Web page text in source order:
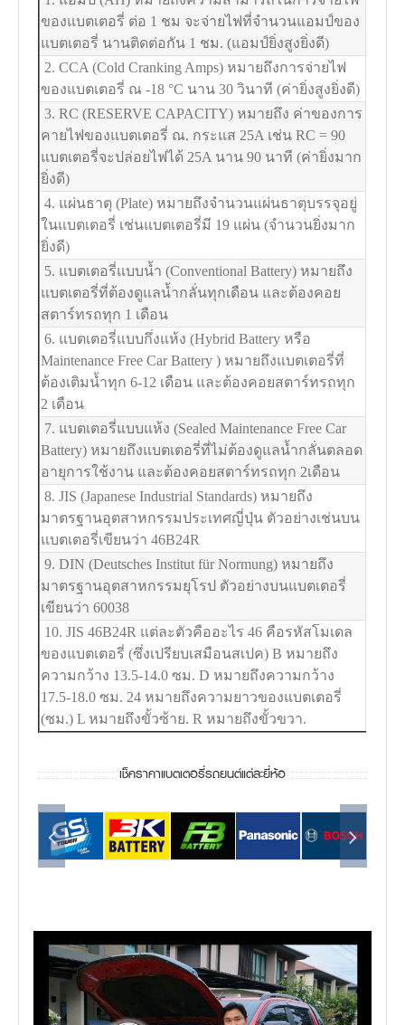
ของแบตเตอรี่ ต่อ 1 ชม จะจ่ายไฟที่จำนวนแอมป์ของ
แบตเตอรี่ นานติดต่อกัน 1 ชม. (แอมป์ยิ่งสูงยิ่งดี)
2. CCA (Cold Cranking Amps) หมายถึงการจ่ายไฟ
ของแบตเตอรี่ ณ -18 °C นาน 30 วินาที (ค่ายิ่งสูงยิ่งดี)
3. RC (RESERVE CAPACITY) หมายถึง ค่าของการ
คายไฟของแบตเตอรี่ ณ. กระแส 25A เช่น RC = 90
แบตเตอรี่จะปล่อยไฟได้ 25A นาน 90 นาที (ค่ายิ่งมาก
ยิ่งดี)
4. แผ่นธาตุ (Plate) หมายถึงจำนวนแผ่นธาตุบรรจุอยู่
ในแบตเตอรี่ เช่นแบตเตอรี่มี 19 แผ่น (จำนวนยิ่งมาก
ยิ่งดี)
5. แบตเตอรี่แบบน้ำ (Conventional Battery) หมายถึง
แบตเตอรี่ที่ต้องดูแลน้ำกลั่นทุกเดือน และต้องคอย
สตาร์ทรถทุก 1 เดือน
6. แบตเตอรี่แบบกึ่งแห้ง (Hybrid Battery หรือ
Maintenance Free Car Battery ) หมายถึงแบตเตอรี่ที่
ต้องเติมน้ำทุก 6-12 เดือน และต้องคอยสตาร์ทรถทุก
2 เดือน
7. แบตเตอรี่แบบแห้ง (Sealed Maintenance Free Car
Battery) หมายถึงแบตเตอรี่ที่ไม่ต้องดูแลน้ำกลั่นตลอด
อายุการใช้งาน และต้องคอยสตาร์ทรถทุก 2เดือน
8. JIS (Japanese Industrial Standards) หมายถึง
มาตรฐานอุตสาหกรรมประเทศญี่ปุ่น ตัวอย่างเช่นบน
แบตเตอรี่เขียนว่า 46B24R
9. DIN (Deutsches Institut für Normung) หมายถึง
มาตรฐานอุตสาหกรรมยุโรป ตัวอย่างบนแบตเตอรี่
เขียนว่า 60038
10. JIS 46B24R แต่ละตัวคืออะไร 46 คือรหัสโมเดล
ของแบตเตอรี่ (ซึ่งเปรียบเสมือนสเปค) B หมายถึง
ความกว้าง 13.5-14.0 ซม. D หมายถึงความกว้าง
17.5-18.0 ซม. 24 หมายถึงความยาวของแบตเตอรี่
(ซม.) L หมายถึงขั้วซ้าย. R หมายถึงขั้วขวา.
เช็คราคาแบตเตอรี่รถยนต์แต่ละยี่ห้อ